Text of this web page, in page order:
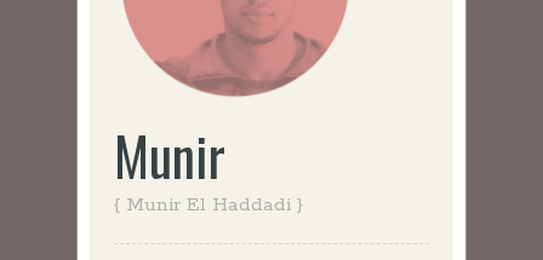
Munir
{ Munir El Haddadi }